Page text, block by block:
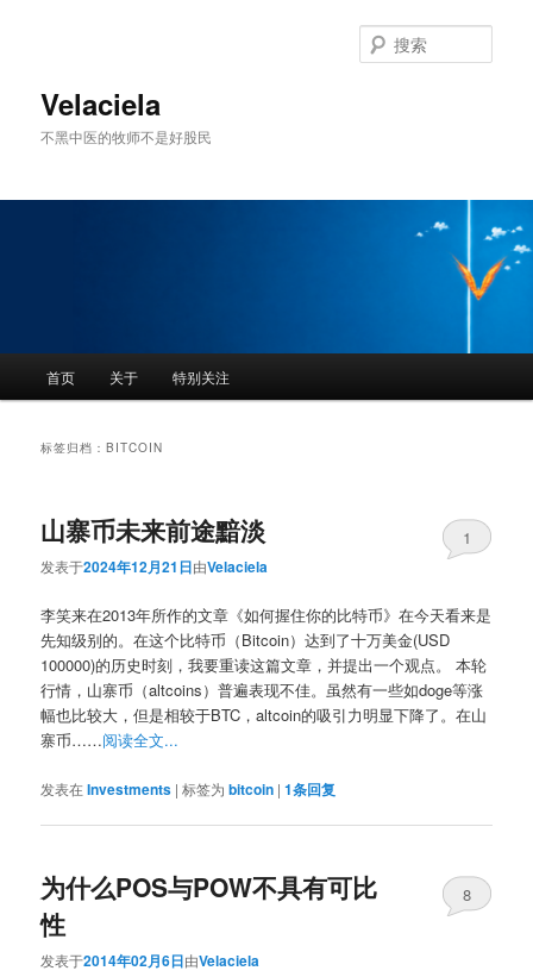
Velaciela
不黑中医的牧师不是好股民
索
首页 关于 特别关注
标签归档：BITCOIN
山寨币未来前途黯淡
发表于2024年12月21日由Velaciela
1
李笑来在2013年所作的文章《如何握住你的比特币》在今天看来是
先知级别的。在这个比特币（Bitcoin）达到了十万美金(USD
100000)的历史时刻，我要重读这篇文章，并提出一个观点。 本轮
行情，山寨币（altcoins）普遍表现不佳。虽然有一些如doge等涨
幅也比较大，但是相较于BTC，altcoin的吸引力明显下降了。在山
寨币……阅读全文...
发表在Investments |标签为 bitcoin |1条回复
为什么POS与POW不具有可比
性
发表于2014年02月6日由Velaciela
8